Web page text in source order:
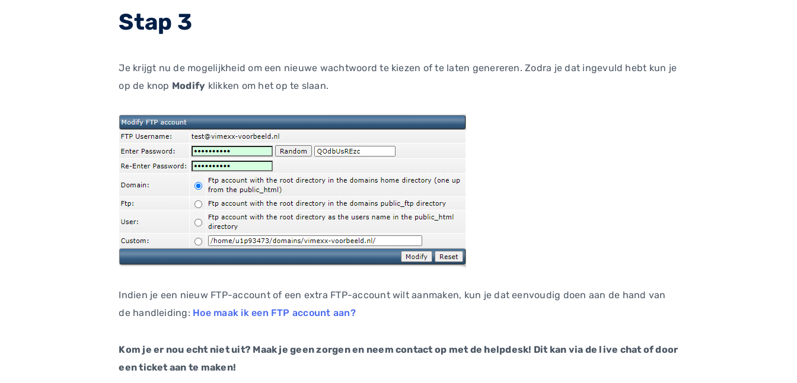
Stap 3
Je krijgt nu de mogelijkheid om een nieuwe wachtwoord te kiezen of te laten genereren. Zodra je dat ingevuld hebt kun je
op de knop Modify klikken om het op te slaan.
Indien je een nieuw FTP-account of een extra FTP-account wilt aanmaken, kun je dat eenvoudig doen aan de hand van
de handleiding: Hoe maak ik een FTP account aan?
Kom je er nou echt niet uit? Maak je geen zorgen en neem contact op met de helpdesk! Dit kan via de live chat of door
een ticket aan te maken!